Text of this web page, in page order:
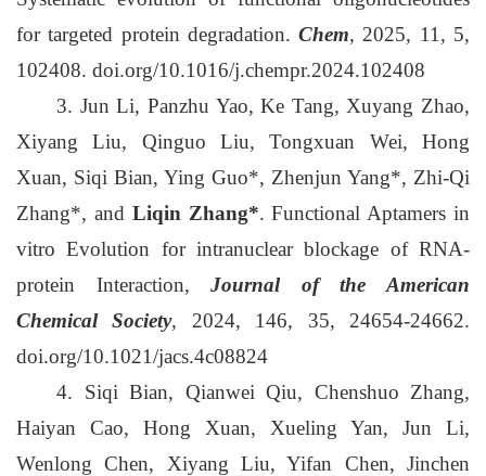
for targeted protein degradation.Chem, 2025, 11, 5,
102408. doi.org/10.1016/j.chempr.2024.102408
3. Jun Li, Panzhu Yao, Ke Tang, Xuyang Zhao,
Xiyang Liu, Qinguo Liu, Tongxuan Wei, Hong
Xuan, Siqi Bian, Ying Guo*, Zhenjun Yang*, Zhi-Qi
Zhang*, and Liqin Zhang*. Functional Aptamers in
vitro Evolution for intranuclear blockage of RNA-
protein Interaction,Journal of the American
Chemical Society, 2024, 146, 35, 24654-24662.
doi.org/10.1021/jacs.4c08824
4. Siqi Bian, Qianwei Qiu, Chenshuo Zhang,
Haiyan Cao, Hong Xuan, Xueling Yan, Jun Li,
Wenlong Chen, Xiyang Liu, Yifan Chen, Jinchen